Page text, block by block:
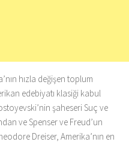
hızla değişen toplum
edebiyatı klasiği kabul
şaheseri Suç ve
ve Spenser ve Freud’un
Dreiser, Amerika’nın en